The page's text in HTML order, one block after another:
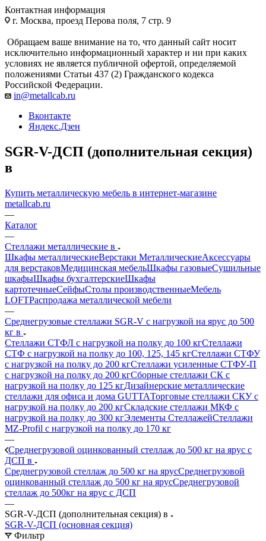
Контактная информация
г. Москва, проезд Перова поля, 7 стр. 9
Обращаем ваше внимание на то, что данный сайт носит
исключительно информационный характер и ни при каких
условиях не является публичной офертой, определяемой
положениями Статьи 437 (2) Гражданского кодекса
Российской Федерации.
in@metallcab.ru
Вконтакте
Яндекс.Дзен
SGR-V-ДСП (дополнительная секция)
в
Купить металлическую мебель в интернет-магазине
metallcab.ru
—
Каталог
—
Стеллажи металлические в
Шкафы металлическиеВерстаки МеталлическиеАксессуары
для верстаковМедицинская мебельШкафы газовыеСушильные
шкафыШкафы бухгалтерскиеШкафы
картотечныеСейфыСтолы производственныеМебель
LOFTРаспродажа металлической мебели
—
Среднегрузовые стеллажи SGR-V с нагрузкой на ярус до 500
кг в
Стеллажи СТФЛ с нагрузкой на полку до 100 кгСтеллажи
СТФ с нагрузкой на полку до 100, 125, 145 кгСтеллажи СТФУ
с нагрузкой на полку до 200 кгСтеллажи усиленные СТФУ-П
с нагрузкой на полку до 200 кгСборные стеллажи СК с
нагрузкой на полку до 125 кгДизайнерские металлические
стеллажи для офиса и дома GUTTAТорговые стеллажи СКУ с
нагрузкой на полку до 200 кгСкладские стеллажи МКФ с
нагрузкой на полку до 300 кгЭлементы СтеллажейСтеллажи
MZ-Profil с нагрузкой на полку до 170 кг
—
Среднегрузовой оцинкованный стеллаж до 500 кг на ярус с
ДСП в
Среднегрузовой стеллаж до 500 кг на ярусСреднегрузовой
оцинкованный стеллаж до 500 кг на ярусСреднегрузовой
стеллаж до 500кг на ярус с ДСП
—
SGR-V-ДСП (дополнительная секция) в
SGR-V-ДСП (основная секция)
Фильтр